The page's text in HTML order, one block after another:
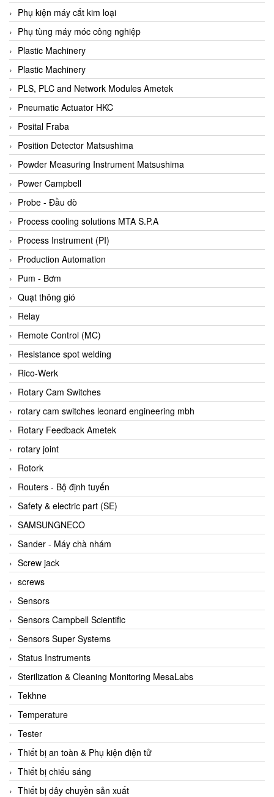
Bently Nevada
Bentone Vietnam
Bernstein Vietnam
Berthold
Bestech
Bestech
BETA
Bifold
Bihl+wiedemann
Bihl+wiedemann
Bilz
Binder Connector
Biotech
BirdX Vietnam
BK Vibro
Black Box
BlackBox Vietnam
BLAGDON PUMP
Bloom Engineering
Boneng
Bopp & Reuther Messtechnik
Bosch
Boydcorp
BRAUN Vietnam
Brinkmann Pumpen
BRONKHORST
Brook Instrument
Brooks Instrument Vietnam
Buhler
BURLING INSTRUMENTS
Burster
BUSCHJOST
Calectro
Campbell Scientific
Canneed Vietnam
Cantoni
CAPS
CAREL Parts
CCS
CD Automation
CEAG Sicherheitst
CEIA Vietnam
Phụ kiện máy cắt kim loại
Phụ tùng máy móc công nghiệp
Plastic Machinery
Plastic Machinery
PLS, PLC and Network Modules Ametek
Pneumatic Actuator HKC
Posital Fraba
Position Detector Matsushima
Powder Measuring Instrument Matsushima
Power Campbell
Probe - Đầu dò
Process cooling solutions MTA S.P.A
Process Instrument (PI)
Production Automation
Pum - Bơm
Quạt thông gió
Relay
Remote Control (MC)
Resistance spot welding
Rico-Werk
Rotary Cam Switches
rotary cam switches leonard engineering mbh
Rotary Feedback Ametek
rotary joint
Rotork
Routers - Bộ định tuyến
Safety & electric part (SE)
SAMSUNGNECO
Sander - Máy chà nhám
Screw jack
screws
Sensors
Sensors Campbell Scientific
Sensors Super Systems
Status Instruments
Sterilization & Cleaning Monitoring MesaLabs
Tekhne
Temperature
Tester
Thiết bị an toàn & Phụ kiện điện tử
Thiết bị chiếu sáng
Thiết bị dây chuyền sản xuất